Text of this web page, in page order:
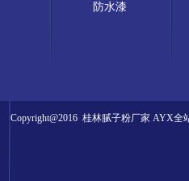
防水漆
Copyright@2016 桂林腻子粉厂家 AYX全